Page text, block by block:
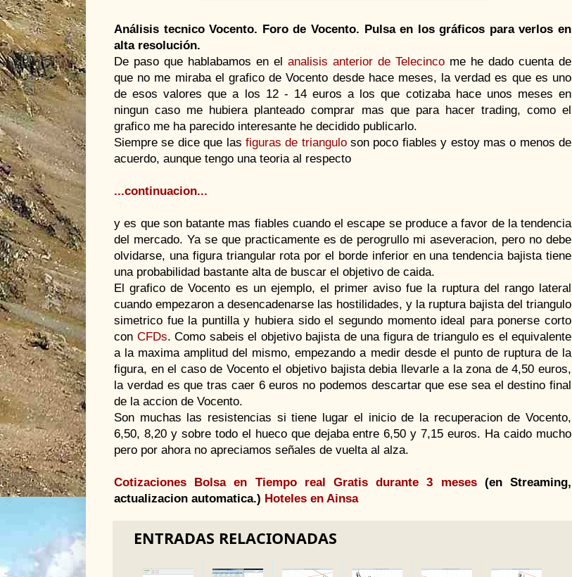
Análisis tecnico Vocento. Foro de Vocento. Pulsa en los gráficos para verlos en
alta resolución.
De paso que hablabamos en el analisis anterior de Telecinco me he dado cuenta de
que no me miraba el grafico de Vocento desde hace meses, la verdad es que es uno
de esos valores que a los 12 - 14 euros a los que cotizaba hace unos meses en
ningun caso me hubiera planteado comprar mas que para hacer trading, como el
grafico me ha parecido interesante he decidido publicarlo.
Siempre se dice que las figuras de trianguloson poco fiables y estoy mas o menos de
acuerdo, aunque tengo una teoria al respecto
...continuacion...
y es que son batante mas fiables cuando el escape se produce a favor de la tendencia
del mercado. Ya se que practicamente es de perogrullo mi aseveracion, pero no debe
olvidarse, una figura triangular rota por el borde inferior en una tendencia bajista tiene
una probabilidad bastante alta de buscar el objetivo de caida.
El grafico de Vocento es un ejemplo, el primer aviso fue la ruptura del rango lateral
cuando empezaron a desencadenarse las hostilidades, y la ruptura bajista del triangulo
simetrico fue la puntilla y hubiera sido el segundo momento ideal para ponerse corto
con CFDs. Como sabeis el objetivo bajista de una figura de triangulo es el equivalente
a la maxima amplitud del mismo, empezando a medir desde el punto de ruptura de la
figura, en el caso de Vocento el objetivo bajista debia llevarle a la zona de 4,50 euros,
la verdad es que tras caer 6 euros no podemos descartar que ese sea el destino final
de la accion de Vocento.
Son muchas las resistencias si tiene lugar el inicio de la recuperacion de Vocento,
6,50, 8,20 y sobre todo el hueco que dejaba entre 6,50 y 7,15 euros. Ha caido mucho
pero por ahora no apreciamos señales de vuelta al alza.
Cotizaciones Bolsa en Tiempo real Gratis durante 3 meses(en Streaming,
actualizacion automatica.) Hoteles en Ainsa
ENTRADAS RELACIONADAS